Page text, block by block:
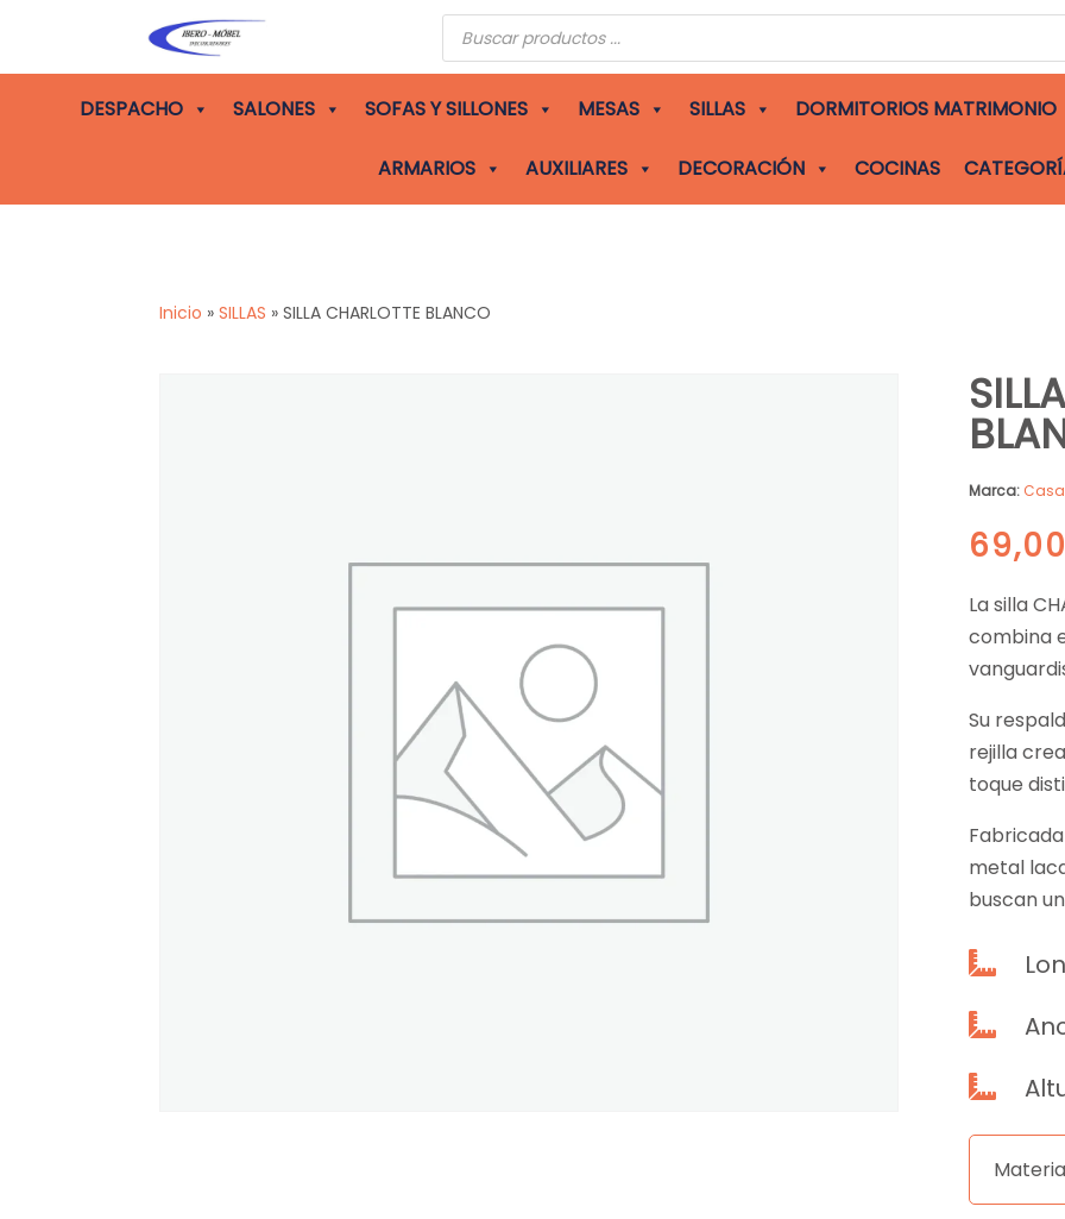
Búsqueda
de
productos
DESPACHO SALONES SOFAS Y SILLONES MESAS SILLAS DORMITORIOS MATRIMONIO
ARMARIOS AUXILIARES DECORACIÓN COCINAS
Inicio »SILLAS »SILLA CHARLOTTE BLANCO
Marca:
69,00
La silla
combina
Su
rejilla
toque
metal
buscan


